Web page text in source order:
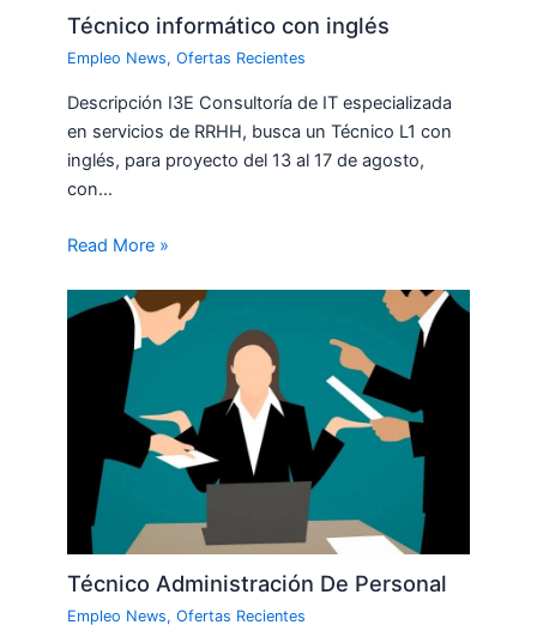
Técnico informático con inglés
Empleo News,Ofertas Recientes
Descripción I3E Consultoría de IT especializada
en servicios de RRHH, busca un Técnico L1 con
inglés, para proyecto del 13 al 17 de agosto,
con…
Read More »
Técnico Administración De Personal
Empleo News,Ofertas Recientes